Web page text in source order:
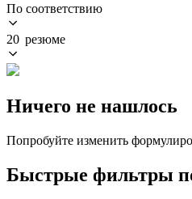
По соответствию
20 резюме
Ничего не нашлось
Попробуйте изменить
Быстрые фильтры